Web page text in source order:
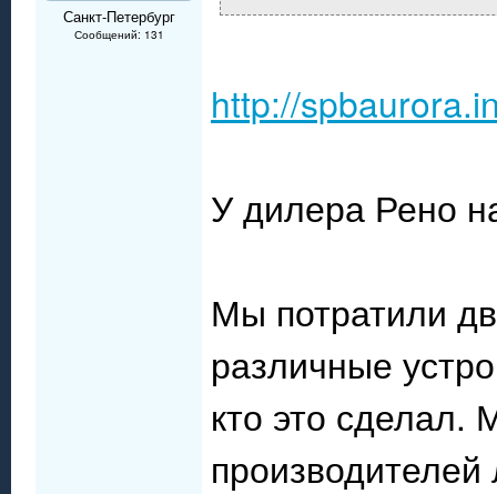
Санкт-Петербург
Сообщений: 131
http://
У дилера Рено
Мы потратили
различные
кто это сделал.